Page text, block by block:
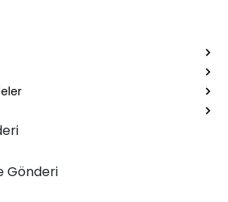
Gönderi